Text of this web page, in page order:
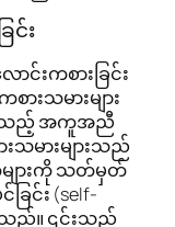
င်း
င်းကစားခြင်း
းသမားများ
က်သည့် အကူအညီ
းသမားများသည်
ျားကို သတ်မှတ်
င်း (self-
ါသည်။ ၎င်းသည်